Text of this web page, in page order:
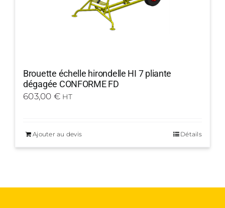
Brouette échelle hirondelle HI 7 pliante
dégagée CONFORME FD
603,00 € HT
Ajouter au devis Détails